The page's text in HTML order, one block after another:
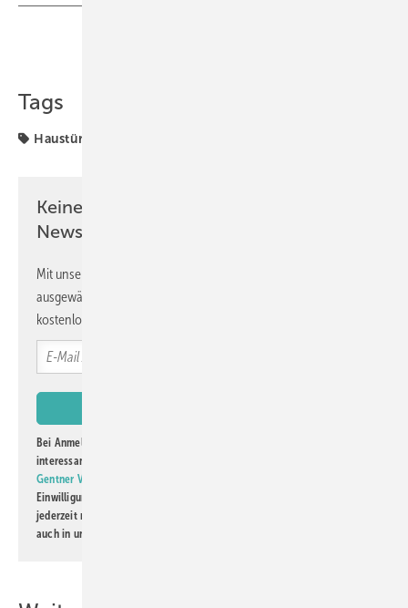
Tags
Haustür
Keine Zeit? Kein Problem mit dem GW
Newsletter!
Mit unserem Newsletter erhalten Sie regelmäßig von uns
ausgewählte Informationen und Neuigkeiten, gebündelt und
kostenlos direkt ins Postfach.
Bei Anmeldung zu diesem Newsletter bin ich damit einverstanden, über
interessante Verlags- und Online-Angebote
Gentner Verlag GmbH & Co. KG
Einwilligung kann ich jederzeit widerrufen und eine Abmeldung ist
jederzeit möglich. Informationen zum Umgang mit Daten finden Sie
auch in unserer